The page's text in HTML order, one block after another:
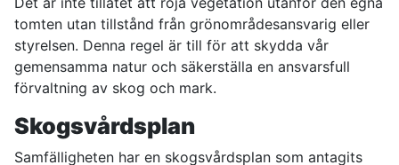
tomten utan tillstånd från grönområdesansvarig eller
styrelsen. Denna regel är till för att skydda vår
gemensamma natur och säkerställa en ansvarsfull
förvaltning av skog och mark.
Skogsvårdsplan
Samfälligheten har en skogsvårdsplan som antagits